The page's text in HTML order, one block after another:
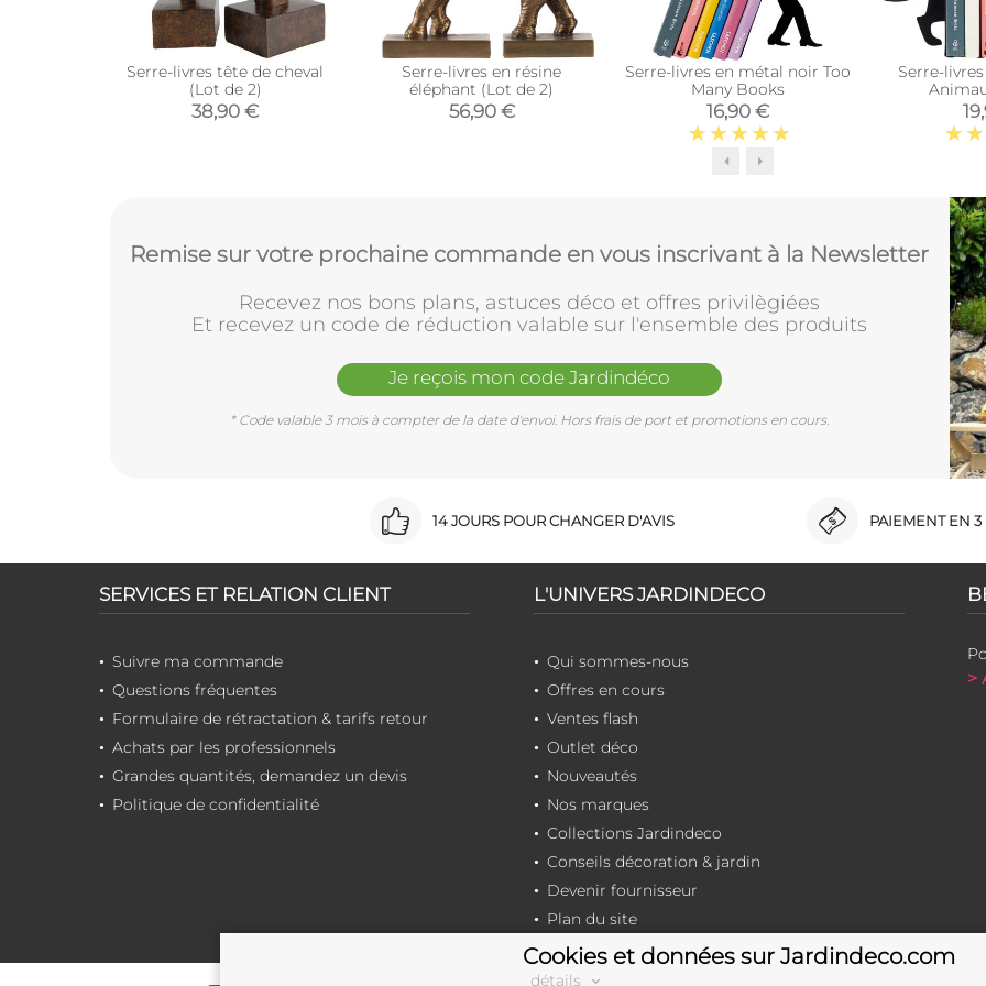
Serre-livres tête de cheval
(Lot de 2)
38,90 €
Serre-livres en résine
éléphant (Lot de 2)
56,90 €
Serre-livres en métal noir Too
Many Books
16,90 €
Serre-
Remise sur votre prochaine commande en vous inscrivant à la Newsletter
Recevez nos bons plans, astuces déco et offres privilègiées
Et recevez un code de réduction valable sur l'ensemble des produits
Je reçois mon code Jardindéco
* Code valable 3 mois à compter de la date d'envoi. Hors frais de port et promotions en cours.
14 JOURS POUR CHANGER D'AVIS PAIEMENT EN 3
SERVICES ET RELATION CLIENT
Suivre ma commande
Questions fréquentes
Formulaire de rétractation & tarifs retour
Achats par les professionnels
Grandes quantités, demandez un devis
Politique de confidentialité
L'UNIVERS JARDINDECO
Qui sommes-nous
Offres en cours
Ventes flash
Outlet déco
Nouveautés
Nos marques
Collections Jardindeco
Conseils décoration & jardin
Devenir fournisseur
Plan du site
>
Cookies et données sur Jardindeco.com
détails